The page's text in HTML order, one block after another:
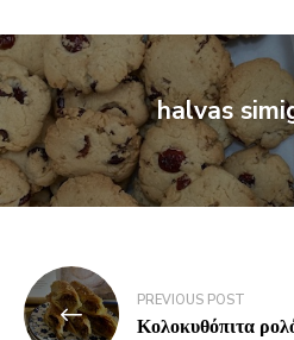
halvas
PREVIOUS POST
Κολοκυθόπιτα